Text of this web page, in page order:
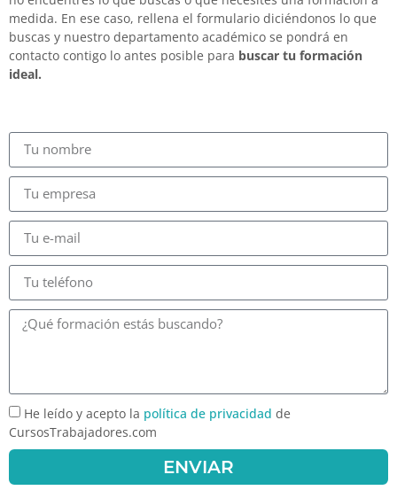
medida. En ese caso, rellena el formulario diciéndonos lo que
buscas y nuestro departamento académico se pondrá en
contacto contigo lo antes posible para buscar tu formación
ideal.
He leído y acepto la política de privacidad de
CursosTrabajadores.com
ENVIAR